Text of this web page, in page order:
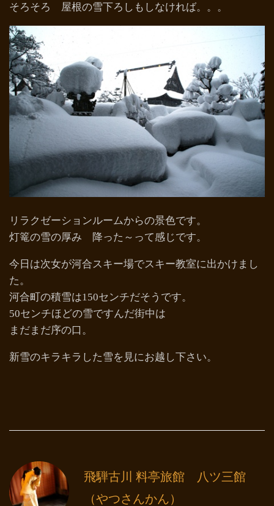
そろそろ 屋根の雪下ろしもしなければ。。。
リラクゼーションルームからの景色です。
灯篭の雪の厚み 降った～って感じです。
今日は次女が河合スキー場でスキー教室に出かけまし
た。
河合町の積雪は150センチだそうです。
50センチほどの雪ですんだ街中は
まだまだ序の口。
新雪のキラキラした雪を見にお越し下さい。
飛騨古川 料亭旅館 八ツ三館
（やつさんかん）